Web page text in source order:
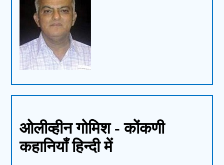
ओलीव्हीन गोमिश - कोंकणी
कहानियाँ हिन्दी में